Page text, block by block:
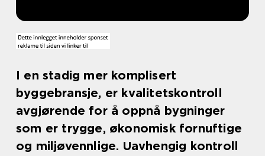
I en stadig mer komplisert
byggebransje, er kvalitetskontroll
avgjørende for å oppnå bygninger
som er trygge, økonomisk fornuftige
og miljøvennlige. Uavhengig kontroll